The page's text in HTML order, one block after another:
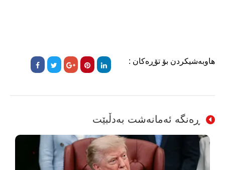
هاوبەشیکردن بۆ تۆڕەکان :
ڕەنگە ئەمانەشت بەدڵبێت